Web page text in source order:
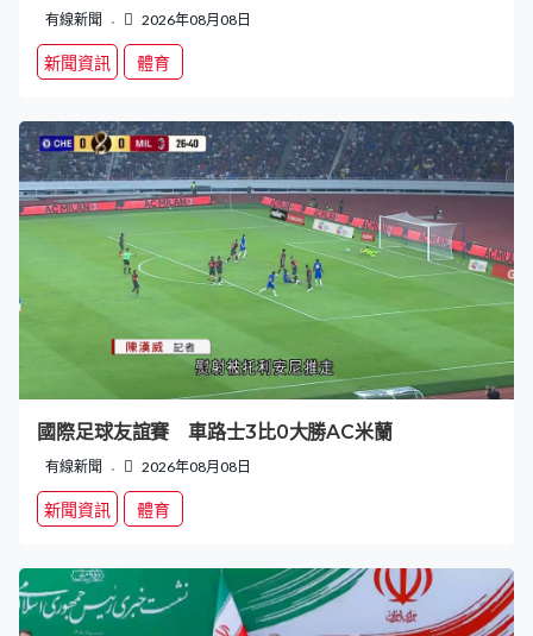
有線新聞 2026年08月08日
新聞資訊 體育
國際足球友誼賽 車路士3比0大勝AC米蘭
有線新聞 2026年08月08日
新聞資訊 體育